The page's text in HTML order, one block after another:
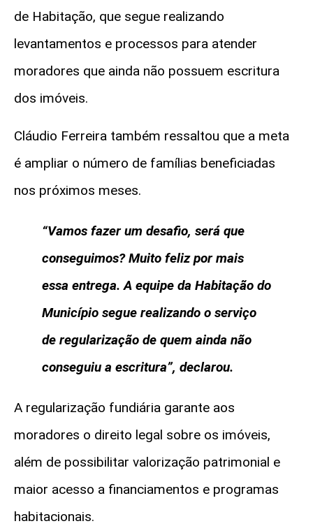
de Habitação, que segue realizando
levantamentos e processos para atender
moradores que ainda não possuem escritura
dos imóveis.
Cláudio Ferreira também ressaltou que a meta
é ampliar o número de famílias beneficiadas
nos próximos meses.
“Vamos fazer um desafio, será que
conseguimos? Muito feliz por mais
essa entrega. A equipe da Habitação do
Município segue realizando o serviço
de regularização de quem ainda não
conseguiu a escritura”, declarou.
A regularização fundiária garante aos
moradores o direito legal sobre os imóveis,
além de possibilitar valorização patrimonial e
maior acesso a financiamentos e programas
habitacionais.